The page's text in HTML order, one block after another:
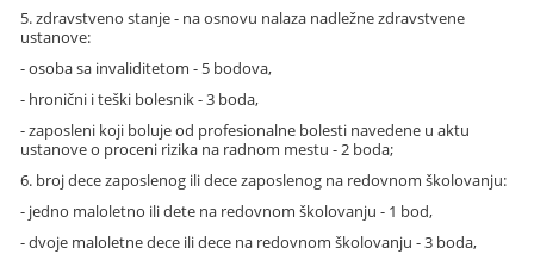
5. zdravstveno stanje - na osnovu nalaza nadležne zdravstvene
ustanove:
- osoba sa invaliditetom - 5 bodova,
- hronični i teški bolesnik - 3 boda,
- zaposleni koji boluje od profesionalne bolesti navedene u aktu
ustanove o proceni rizika na radnom mestu - 2 boda;
6. broj dece zaposlenog ili dece zaposlenog na redovnom školovanju:
- jedno maloletno ili dete na redovnom školovanju - 1 bod,
- dvoje maloletne dece ili dece na redovnom školovanju - 3 boda,